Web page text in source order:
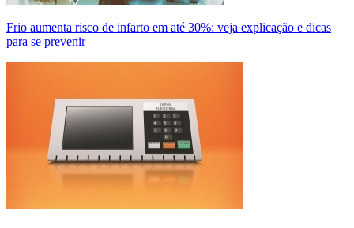
Frio aumenta risco de infarto em até 30%: veja explicação e dicas
para se prevenir